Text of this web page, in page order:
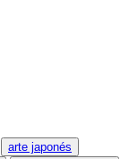
arte japonés